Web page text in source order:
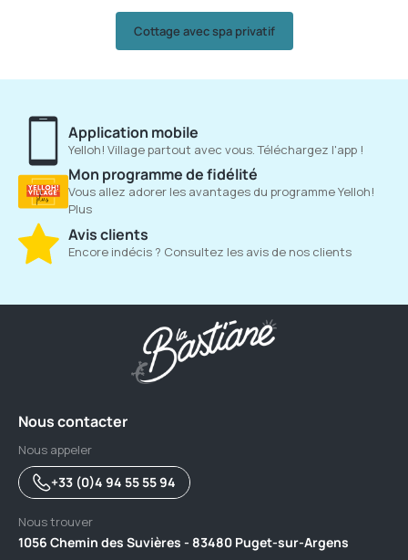
Cottage avec spa privatif
Application mobile
Yelloh! Village partout avec vous. Téléchargez l'app !
Mon programme de fidélité
Vous allez adorer les avantages du programme Yelloh!
Plus
Avis clients
Encore indécis ? Consultez les avis de nos clients
Nous contacter
Nous appeler
+33 (0)4 94 55 55 94
Nous trouver
1056 Chemin des Suvières - 83480 Puget-sur-Argens